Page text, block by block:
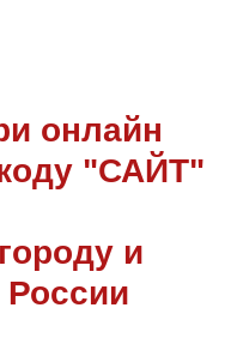
онлайн
"САЙТ"
и
России